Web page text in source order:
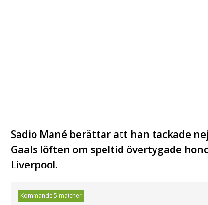
Sadio Mané berättar att han tackade
Gaals löften om speltid övertygade
Liverpool.
Kommande 5 matcher